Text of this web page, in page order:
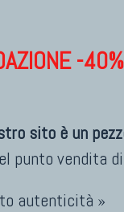
-40%
sito è un
punto vendita di
autenticità »